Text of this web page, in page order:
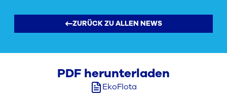
ZURÜCK ZU ALLEN NEWS
PDF herunterladen
EkoFlota